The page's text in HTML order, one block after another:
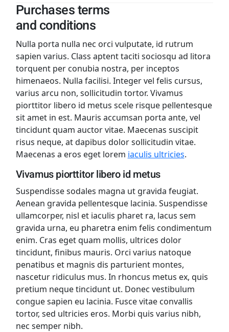
Purchases terms
and conditions
Nulla porta nulla nec orci vulputate, id rutrum
sapien varius. Class aptent taciti sociosqu ad litora
torquent per conubia nostra, per inceptos
himenaeos. Nulla facilisi. Integer vel felis cursus,
varius arcu non, sollicitudin tortor. Vivamus
piorttitor libero id metus scele risque pellentesque
sit amet in est. Mauris accumsan porta ante, vel
tincidunt quam auctor vitae. Maecenas suscipit
risus neque, at dapibus dolor sollicitudin vitae.
Maecenas a eros eget lorem iaculis ultricies.
Vivamus piorttitor libero id metus
Suspendisse sodales magna ut gravida feugiat.
Aenean gravida pellentesque lacinia. Suspendisse
ullamcorper, nisl et iaculis pharet ra, lacus sem
gravida urna, eu pharetra enim felis condimentum
enim. Cras eget quam mollis, ultrices dolor
tincidunt, finibus mauris. Orci varius natoque
penatibus et magnis dis parturient montes,
nascetur ridiculus mus. In rhoncus metus ex, quis
pretium neque tincidunt ut. Donec vestibulum
congue sapien eu lacinia. Fusce vitae convallis
tortor, sed ultricies eros. Morbi quis varius nibh,
nec semper nibh.